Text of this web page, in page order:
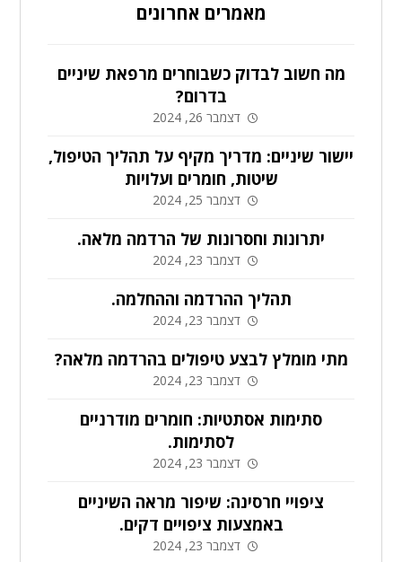
מאמרים אחרונים
מה חשוב לבדוק כשבוחרים מרפאת שיניים
בדרום?
דצמבר 26, 2024
יישור שיניים: מדריך מקיף על תהליך הטיפול,
שיטות, חומרים ועלויות
דצמבר 25, 2024
יתרונות וחסרונות של הרדמה מלאה.
דצמבר 23, 2024
תהליך ההרדמה וההחלמה.
דצמבר 23, 2024
מתי מומלץ לבצע טיפולים בהרדמה מלאה?
דצמבר 23, 2024
סתימות אסתטיות: חומרים מודרניים
לסתימות.
דצמבר 23, 2024
ציפויי חרסינה: שיפור מראה השיניים
באמצעות ציפויים דקים.
דצמבר 23, 2024